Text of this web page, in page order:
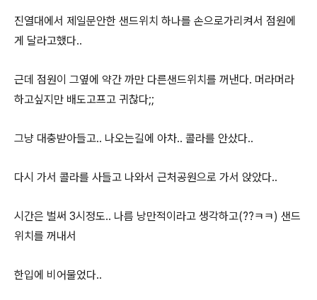
진열대에서 제일문안한 샌드위치 하나를 손으로가리켜서 점원에
게 달라고했다..
근데 점원이 그옆에 약간 까만 다른샌드위치를 꺼낸다. 머라머라
하고싶지만 배도고프고 귀찮다;;
그냥 대충받아들고.. 나오는길에 아차.. 콜라를 안샀다..
다시 가서 콜라를 사들고 나와서 근처공원으로 가서 앉았다..
시간은 벌써 3시정도.. 나름 낭만적이라고 생각하고(??ㅋㅋ) 샌드
위치를 꺼내서
한입에 비어물었다..